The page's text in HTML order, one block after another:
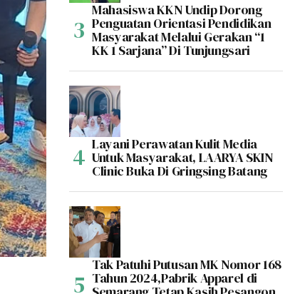
Mahasiswa KKN Undip Dorong
Penguatan Orientasi Pendidikan
Masyarakat Melalui Gerakan “1
KK 1 Sarjana” Di Tunjungsari
Layani Perawatan Kulit Media
Untuk Masyarakat, LAARYA SKIN
Clinic Buka Di Gringsing Batang
Tak Patuhi Putusan MK Nomor 168
Tahun 2024,Pabrik Apparel di